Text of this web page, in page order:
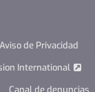
Aviso de Privacidad
International
Canal de denuncias